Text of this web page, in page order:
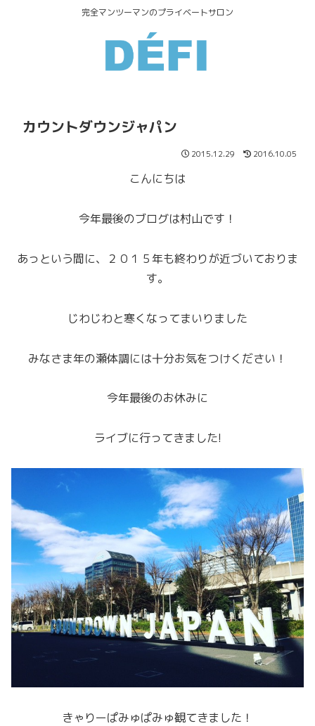
完全マンツーマンのプライベートサロン
カウントダウンジャパン
2015.12.29 2016.10.05
こんにちは
今年最後のブログは村山です！
あっという間に、２０１５年も終わりが近づいておりま
す。
じわじわと寒くなってまいりました
みなさま年の瀬体調には十分お気をつけください！
今年最後のお休みに
ライブに行ってきました!
きゃりーぱみゅぱみゅ観てきました！